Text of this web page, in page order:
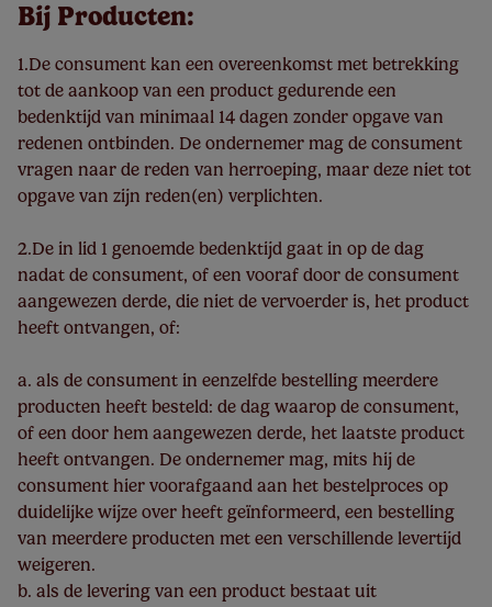
Bij Producten:
1.De consument kan een overeenkomst met betrekking
tot de aankoop van een product gedurende een
bedenktijd van minimaal 14 dagen zonder opgave van
redenen ontbinden. De ondernemer mag de consument
vragen naar de reden van herroeping, maar deze niet tot
opgave van zijn reden(en) verplichten.
2.De in lid 1 genoemde bedenktijd gaat in op de dag
nadat de consument, of een vooraf door de consument
aangewezen derde, die niet de vervoerder is, het product
heeft ontvangen, of:
a. als de consument in eenzelfde bestelling meerdere
producten heeft besteld: de dag waarop de consument,
of een door hem aangewezen derde, het laatste product
heeft ontvangen. De ondernemer mag, mits hij de
consument hier voorafgaand aan het bestelproces op
duidelijke wijze over heeft geïnformeerd, een bestelling
van meerdere producten met een verschillende levertijd
weigeren.
b. als de levering van een product bestaat uit